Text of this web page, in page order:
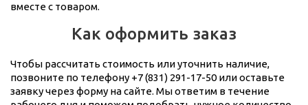
вместе с товаром.
Как оформить заказ
Чтобы рассчитать стоимость или уточнить наличие,
позвоните по телефону +7 (831) 291-17-50 или оставьте
заявку через форму на сайте. Мы ответим в течение